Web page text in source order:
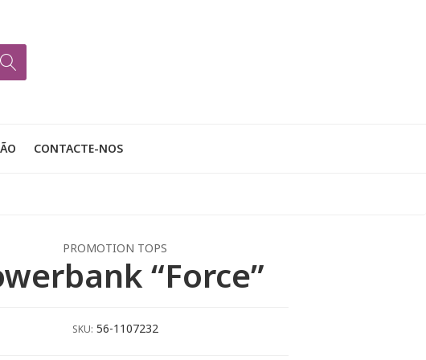
CONTACTE-NOS
PROMOTION TOPS
“Force”
SKU: 56-1107232